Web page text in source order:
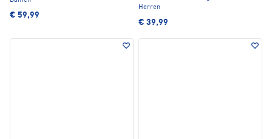
€ 59,99
Herren
€ 39,99